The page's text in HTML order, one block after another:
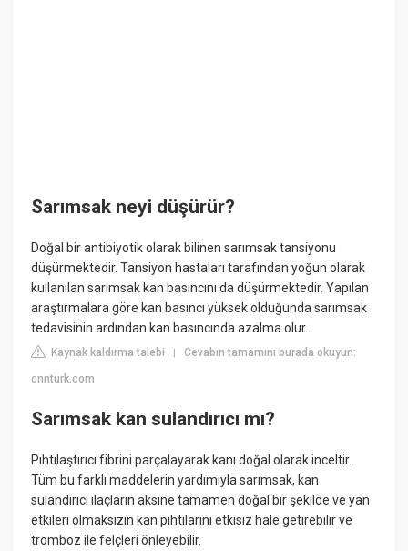
Sarımsak neyi düşürür?
Doğal bir antibiyotik olarak bilinen sarımsak tansiyonu
düşürmektedir. Tansiyon hastaları tarafından yoğun olarak
kullanılan sarımsak kan basıncını da düşürmektedir. Yapılan
araştırmalara göre kan basıncı yüksek olduğunda sarımsak
tedavisinin ardından kan basıncında azalma olur.
Kaynak kaldırma talebi |Cevabın tamamını burada okuyun:
cnnturk.com
Sarımsak kan sulandırıcı mı?
Pıhtılaştırıcı fibrini parçalayarak kanı doğal olarak inceltir.
Tüm bu farklı maddelerin yardımıyla sarımsak, kan
sulandırıcı ilaçların aksine tamamen doğal bir şekilde ve yan
etkileri olmaksızın kan pıhtılarını etkisiz hale getirebilir ve
tromboz ile felçleri önleyebilir.